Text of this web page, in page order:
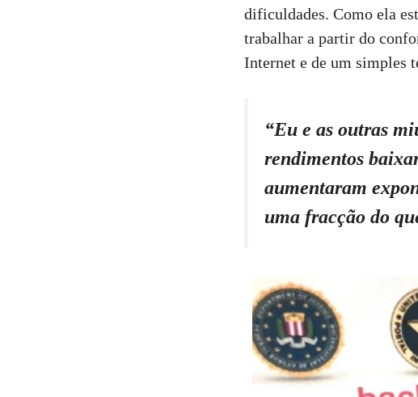
dificuldades. Como ela
trabalhar a partir do
Internet e de um simples
“Eu e as outras
rendimentos
aumentaram
uma fracção do